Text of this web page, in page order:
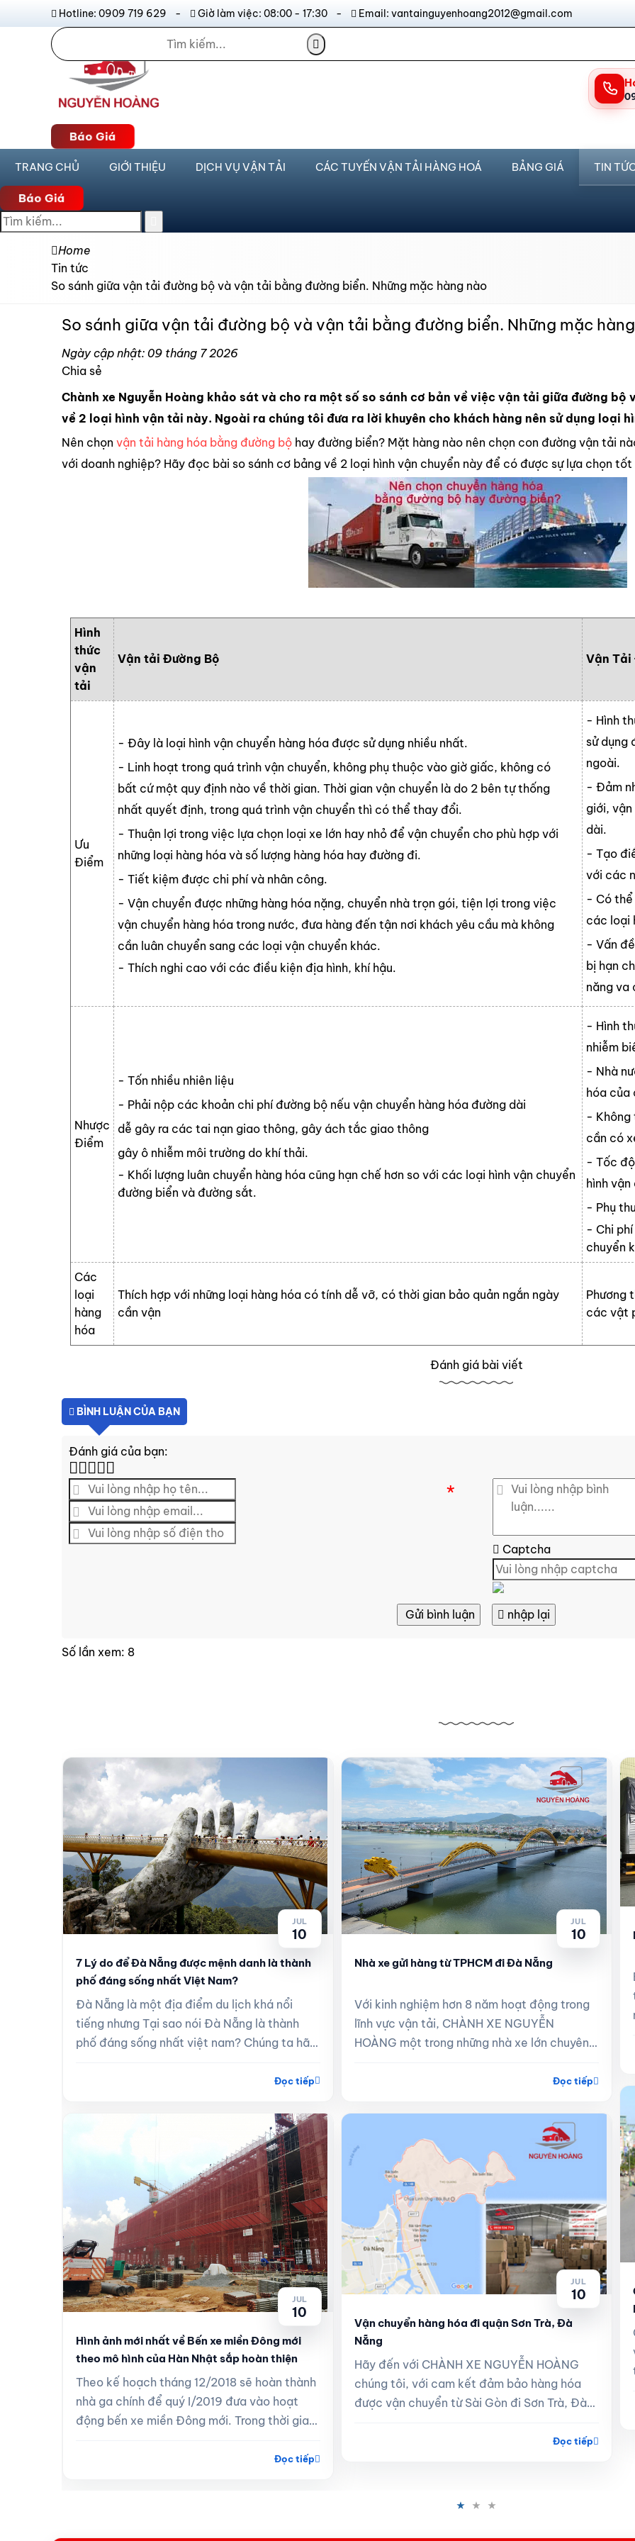
Hotline: 0909 719 629 - Giờ làm việc: 08:00 - 17:30 - Email: vantainguyenhoang2012@gmail.com
Báo Giá
TRANG CHỦ GIỚI THIỆU DỊCH VỤ VẬN TẢI CÁC TUYẾN VẬN TẢI HÀNG HOÁ BẢNG GIÁ TIN
Báo Giá
Home
Tin tức
So sánh giữa vận tải đường bộ và vận tải bằng đường biển. Những mặc hàng nào
So sánh giữa vận tải đường bộ và vận tải bằng đường biển. Những mặc
Ngày cập nhật: 09 tháng 7 2026
Chia sẻ
Chành xe Nguyễn Hoàng khảo sát và cho ra một số so sánh cơ bản về việc vận tải giữa đường bộ
về 2 loại hình vận tải này. Ngoài ra chúng tôi đưa ra lời khuyên cho khách hàng nên sử dụng loại
Nên chọn vận tải hàng hóa bằng đường bộ hay đường biển? Mặt hàng nào nên chọn con đường vận tải
với doanh nghiệp? Hãy đọc bài so sánh cơ bảng về 2 loại hình vận chuyển này để có được sự lựa chọn tốt
Hình
thức
vận
tải
Vận tải Đường Bộ Vận Tải
Ưu
Điểm
- Đây là loại hình vận chuyển hàng hóa được sử dụng nhiều nhất.
- Linh hoạt trong quá trình vận chuyển, không phụ thuộc vào giờ giấc, không có
bất cứ một quy định nào về thời gian. Thời gian vận chuyển là do 2 bên tự thống
nhất quyết định, trong quá trình vận chuyển thì có thể thay đổi.
- Thuận lợi trong việc lựa chọn loại xe lớn hay nhỏ để vận chuyển cho phù hợp với
những loại hàng hóa và số lượng hàng hóa hay đường đi.
- Tiết kiệm được chi phí và nhân công.
- Vận chuyển được những hàng hóa nặng, chuyển nhà trọn gói, tiện lợi trong việc
vận chuyển hàng hóa trong nước, đưa hàng đến tận nơi khách yêu cầu mà không
cần luân chuyển sang các loại vận chuyển khác.
- Thích nghi cao với các điều kiện địa hình, khí hậu.
- Hình
sử dụng
ngoài.
- Đảm
giới,
dài.
- Tạo
với các
- Có thể
các loại
- Vấn
bị hạn
năng va
Nhược
Điểm
- Tốn nhiều nhiên liệu
- Phải nộp các khoản chi phí đường bộ nếu vận chuyển hàng hóa đường dài
dễ gây ra các tai nạn giao thông, gây ách tắc giao thông
gây ô nhiễm môi trường do khí thải.
- Khối lượng luân chuyển hàng hóa cũng hạn chế hơn so với các loại hình vận chuyển
đường biển và đường sắt.
- Hình
nhiễm
- Nhà
hóa của
- Không
cần có
- Tốc
hình
- Phụ
- Chi
chuyển
Các
loại
hàng
hóa
Thích hợp với những loại hàng hóa có tính dễ vỡ, có thời gian bảo quản ngắn ngày
cần vận
Phương
các vật
Đánh giá bài viết
BÌNH LUẬN CỦA BẠN
Đánh giá của bạn:
*
Captcha
Gửi bình luận nhập lại
Số lần xem: 8
JUL
10
7 Lý do để Đà Nẵng được mệnh danh là thành
phố đáng sống nhất Việt Nam?
Đà Nẵng là một địa điểm du lịch khá nổi
tiếng nhưng Tại sao nói Đà Nẵng là thành
phố đáng sống nhất việt nam? Chúng ta hãy
Đọc tiếp
JUL
10
Hình ảnh mới nhất về Bến xe miền Đông mới
theo mô hình của Hàn Nhật sắp hoàn thiện
Theo kế hoạch tháng 12/2018 sẽ hoàn thành
nhà ga chính để quý I/2019 đưa vào hoạt
động bến xe miền Đông mới. Trong thời gian
Đọc tiếp
JUL
10
Nhà xe gửi hàng từ TPHCM đi Đà Nẵng
Với kinh nghiệm hơn 8 năm hoạt động trong
lĩnh vực vận tải, CHÀNH XE NGUYỄN
HOÀNG một trong những nhà xe lớn chuyên
Đọc tiếp
JUL
10
Vận chuyển hàng hóa đi quận Sơn Trà, Đà
Nẵng
Hãy đến với CHÀNH XE NGUYỄN HOÀNG
chúng tôi, với cam kết đảm bảo hàng hóa
được vận chuyển từ Sài Gòn đi Sơn Trà, Đà
Đọc tiếp